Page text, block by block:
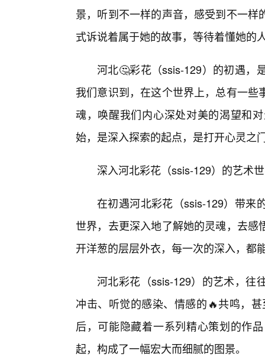
景，听到不一样的声音，感受到不一
式诉说着属于她的故事，等待着懂她的
河北🤔彩花（ssis-129）的初遇，
我们意识到，在这个世界上，总有一
魂，唤醒我们内心深处对美的渴望和
始，是深入探索的起点，是打开心灵之
深入河北彩花（ssis-129）的艺术
在初遇河北彩花（ssis-129）带来
世界，去更深入地了解她的灵魂，去
开洋葱的层层外衣，每一次的深入，都
河北彩花（ssis-129）的艺术，往
冲击、听觉的感染、情感的🔥共鸣，
后，可能隐藏着一系列精心策划的作
起，构成了一幅宏大而细腻的图景。